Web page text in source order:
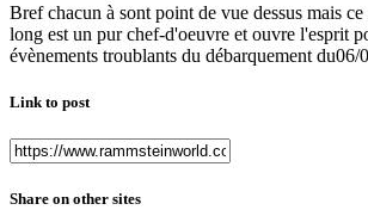
Bref chacun à sont point de vue dessus mais
long est un pur chef-d'oeuvre et ouvre l'esprit
évènements troublants du débarquement du06/
Link to post
Share on other sites